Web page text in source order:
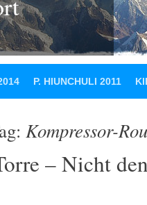
P. HIUNCHULI 2011
Kompressor-
– Nicht